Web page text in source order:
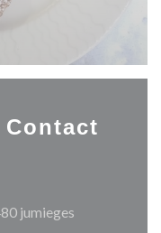
jumieges